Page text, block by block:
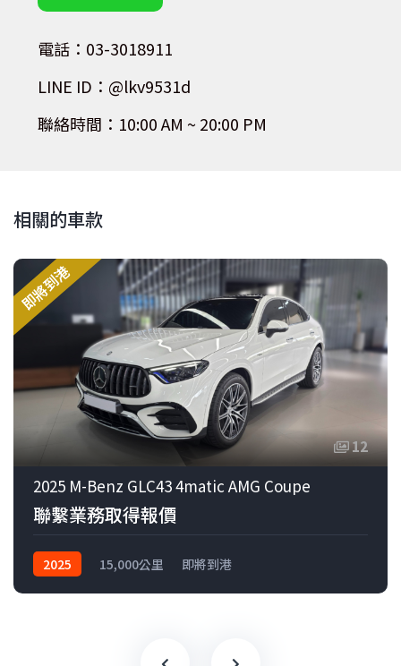
電話：03-3018911
LINE ID：@lkv9531d
聯絡時間：10:00 AM ~ 20:00 PM
相關的車款
即將到港
12
2025 M-Benz GLC43 4matic AMG Coupe
聯繫業務取得報價
2025 15,000公里 即將到港